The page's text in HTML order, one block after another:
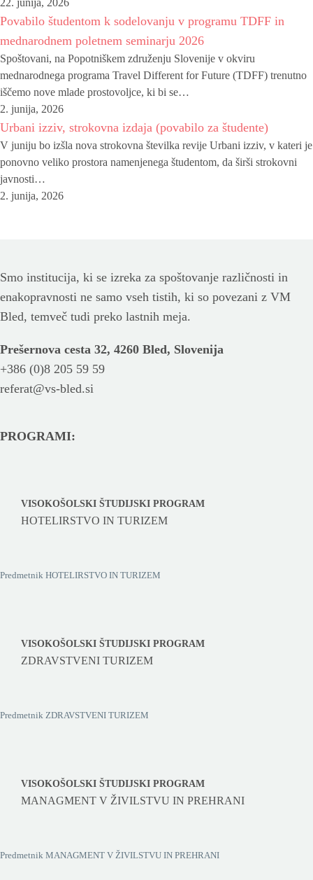
Povabilo študentom k sodelovanju v programu TDFF in
mednarodnem poletnem seminarju 2026
Spoštovani, na Popotniškem združenju Slovenije v okviru
mednarodnega programa Travel Different for Future (TDFF) trenutno
iščemo nove mlade prostovoljce, ki bi se…
2. junija, 2026
Urbani izziv, strokovna izdaja (povabilo za študente)
V juniju bo izšla nova strokovna številka revije Urbani izziv, v kateri je
ponovno veliko prostora namenjenega študentom, da širši strokovni
javnosti…
2. junija, 2026
Smo institucija, ki se izreka za spoštovanje različnosti in
enakopravnosti ne samo vseh tistih, ki so povezani z VM
Bled, temveč tudi preko lastnih meja.
Prešernova cesta 32, 4260 Bled, Slovenija
+386 (0)8 205 59 59
referat@vs-bled.si
PROGRAMI:
VISOKOŠOLSKI ŠTUDIJSKI PROGRAM
HOTELIRSTVO IN TURIZEM
Predmetnik HOTELIRSTVO IN TURIZEM
VISOKOŠOLSKI ŠTUDIJSKI PROGRAM
ZDRAVSTVENI TURIZEM
Predmetnik ZDRAVSTVENI TURIZEM
VISOKOŠOLSKI ŠTUDIJSKI PROGRAM
MANAGMENT V ŽIVILSTVU IN PREHRANI
Predmetnik MANAGMENT V ŽIVILSTVU IN PREHRANI